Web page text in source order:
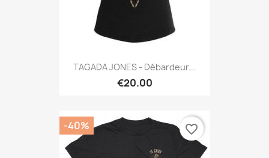
TAGADA JONES - Débardeur...
€20.00
-40% favorite_border